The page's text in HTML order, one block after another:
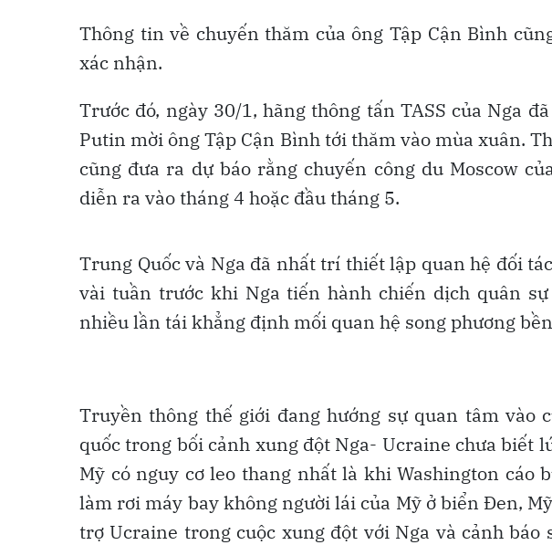
Thông tin về chuyến thăm của ông Tập Cận Bình
xác nhận.
Trước đó, ngày 30/1, hãng thông tấn TASS của Nga
Putin mời ông Tập Cận Bình tới thăm vào mùa xuân.
cũng đưa ra dự báo rằng chuyến công du Moscow
diễn ra vào tháng 4 hoặc đầu tháng 5.
Trung Quốc và Nga đã nhất trí thiết lập quan hệ đối
vài tuần trước khi Nga tiến hành chiến dịch quân
nhiều lần tái khẳng định mối quan hệ song phương
Truyền thông thế giới đang hướng sự quan tâm vào
quốc trong bối cảnh xung đột Nga- Ucraine chưa biết
Mỹ có nguy cơ leo thang nhất là khi Washington cáo
làm rơi máy bay không người lái của Mỹ ở biển Đen,
trợ Ucraine trong cuộc xung đột với Nga và cảnh